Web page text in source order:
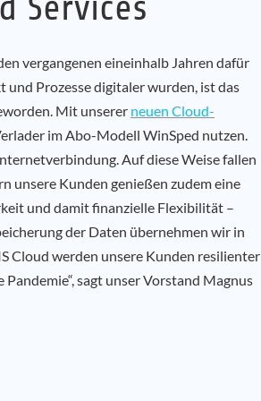
vergangenen eineinhalb Jahren dafür
und Prozesse digitaler wurden, ist das
Mit unserer neuen Cloud-
im Abo-Modell WinSped nutzen.
Auf diese Weise fallen
unsere Kunden genießen zudem eine
und damit finanzielle Flexibilität –
der Daten übernehmen wir in
Cloud werden unsere Kunden resilienter
sagt unser Vorstand Magnus